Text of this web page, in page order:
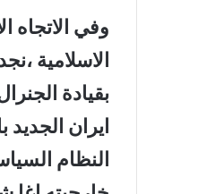
وفي الاتجاه
الاسلامية
بقيادة
ايران
النظام